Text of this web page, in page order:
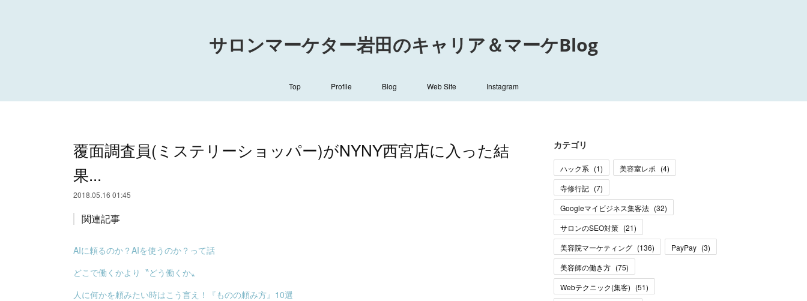
サロンマーケター岩田のキャリア＆マーケBlog
Top Profile Blog Web Site Instagram
覆面調査員(ミステリーショッパー)がNYNY西宮店に入った結
果...
2018.05.16 01:45
関連記事
AIに頼るのか？AIを使うのか？って話
どこで働くかより〝どう働くか〟
人に何かを頼みたい時はこう言え！『ものの頼み方』10選
カテゴリ
ハック系 (1) 美容室レポ (4)
寺修行記 (7)
Googleマイビジネス集客法 (32)
サロンのSEO対策 (21)
美容院マーケティング (136) PayPay (3)
美容師の働き方 (75)
Webテクニック(集客) (51)